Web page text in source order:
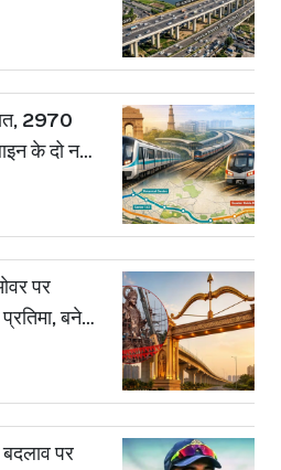
2970
के दो नए
पर
बनेगी
पर